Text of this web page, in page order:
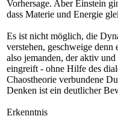
Vorhersage. Aber Einstein
dass Materie und Energie
Es ist nicht möglich, die
verstehen, geschweige
also jemanden, der aktiv
eingreift - ohne Hilfe des
Chaostheorie verbundene
Denken ist ein deutlicher
Erkenntnis